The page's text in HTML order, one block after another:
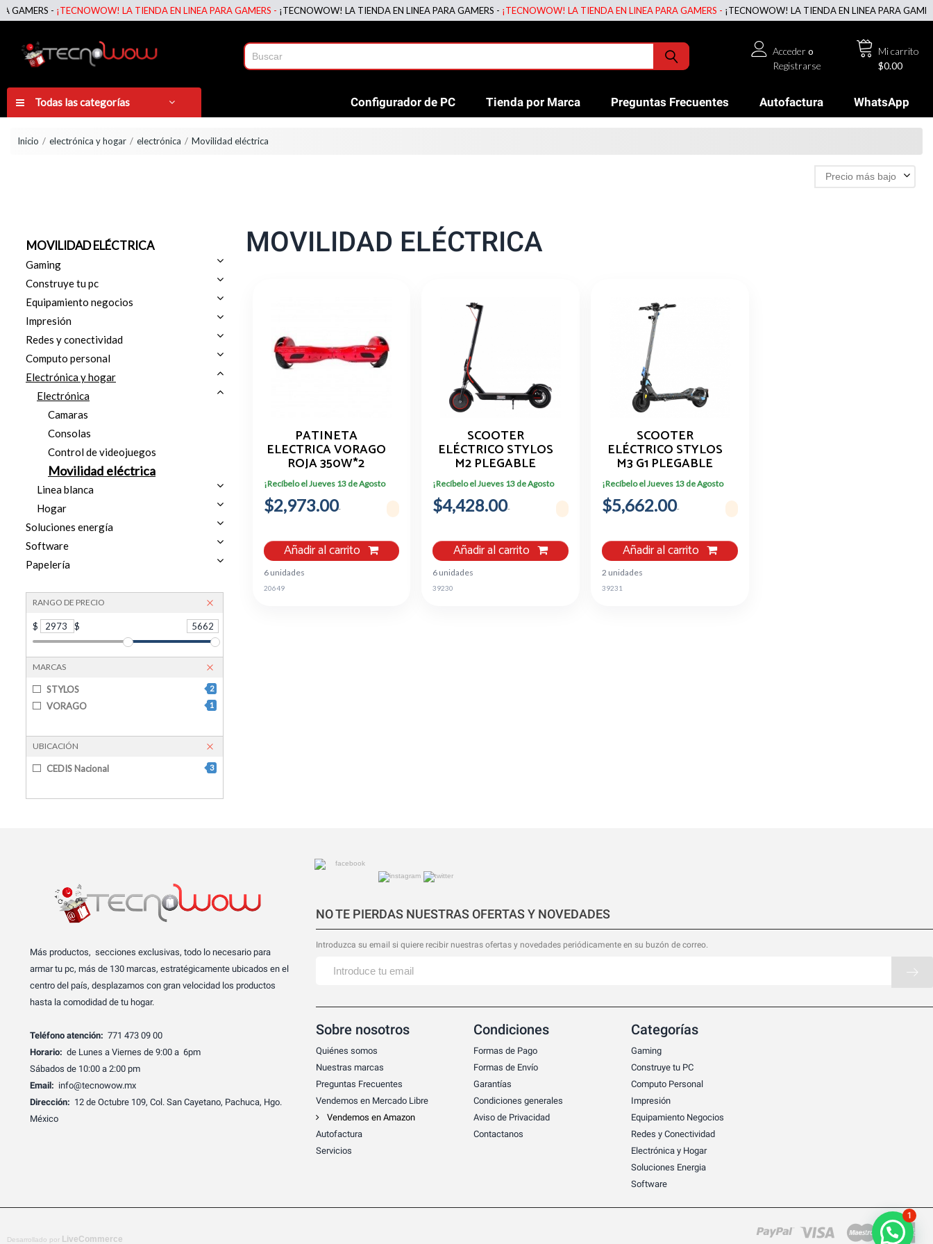
-¡TECNOWOW! LA TIENDA EN LINEA PARA GAMERS -¡TECNOWOW! LA TIENDA EN LINEA PARA GAMERS -¡TECNOWOW! LA TIENDA EN LINEA PARA GAMERS -¡TECNOWOW! LA TIENDA EN LINEA PARA GAMERS -
Mi carrito
$0.00
Accedero
Registrarse
Todas las categorías Configurador de PC Tienda por Marca Preguntas Frecuentes Autofactura WhatsApp
Inicio electrónica y hogar electrónica Movilidad eléctrica
Precio más bajo
MOVILIDAD ELÉCTRICA
Gaming
Construye tu pc
Equipamiento negocios
Impresión
Redes y conectividad
Computo personal
Electrónica y hogar
Electrónica
Camaras
Consolas
Control de videojuegos
Movilidad eléctrica
Linea blanca
Hogar
Soluciones energía
Software
Papelería
RANGO DE PRECIO
$ 2973 $ 5662
MARCAS
STYLOS 2
VORAGO 1
UBICACIÓN
CEDIS Nacional 3
MOVILIDAD ELÉCTRICA
PATINETA
ELECTRICA VORAGO
ROJA 350W*2
ANTIFUEGO, LUZ
LED
¡Recíbelo el Jueves 13 de Agosto
$2,973.00
Añadir al carrito
6 unidades
20649
SCOOTER
ELÉCTRICO STYLOS
M2 PLEGABLE
30KM/H 250W
¡Recíbelo el Jueves 13 de Agosto
$4,428.00
Añadir al carrito
6 unidades
39230
SCOOTER
ELÉCTRICO STYLOS
M3 G1 PLEGABLE
30KM/H 350W
¡Recíbelo el Jueves 13 de Agosto
$5,662.00
Añadir al carrito
2 unidades
39231
Más productos, secciones exclusivas, todo lo necesario para
armar tu pc, más de 130 marcas, estratégicamente ubicados en el
centro del país, desplazamos con gran velocidad los productos
hasta la comodidad de tu hogar.
Teléfono atención: 771 473 09 00
Horario: de Lunes a Viernes de 9:00 a 6pm
Sábados de 10:00 a 2:00 pm
Email: info@tecnowow.mx
Dirección: 12 de Octubre 109, Col. San Cayetano, Pachuca, Hgo.
México
NO TE PIERDAS NUESTRAS OFERTAS Y NOVEDADES
Introduzca su email si quiere recibir nuestras ofertas y novedades periódicamente en su buzón de correo.
Sobre nosotros
Quiénes somos
Nuestras marcas
Preguntas Frecuentes
Vendemos en Mercado Libre
Vendemos en Amazon
Autofactura
Servicios
Condiciones
Formas de Pago
Formas de Envío
Garantías
Condiciones generales
Aviso de Privacidad
Contactanos
Categorías
Gaming
Construye tu PC
Computo Personal
Impresión
Equipamiento Negocios
Redes y Conectividad
Electrónica y Hogar
Soluciones Energia
Software
Desarrollado por LiveCommerce
1